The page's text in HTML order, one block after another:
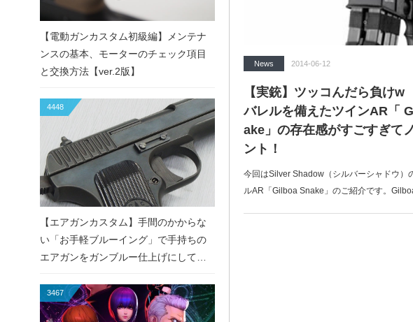
News 2014-06-12
【実銃】ツッコんだら負け
バレルを備えたツインAR「
ake」の存在感がすごすぎて
ント！
今回はSilver Shadow（シルバーシャドウ）
ルAR「Gilboa Snake」のご紹介です。
【電動ガンカスタム初級編】メンテナ
ンスの基本、モーターのチェック項目
と交換方法【ver.2版】
4448
【エアガンカスタム】手間のかからな
い「お手軽ブルーイング」で手持ちの
エアガンをガンブルー仕上げにしてみ
3467